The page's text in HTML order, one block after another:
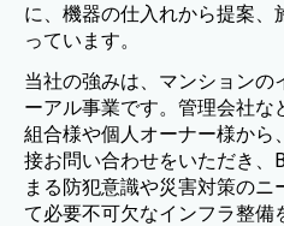
に、機器の仕入れから提案
っています。
当社の強みは、マンションの
ーアル事業です。管理会社
組合様や個人オーナー様から
接お問い合わせをいただき、
まる防犯意識や災害対策のニ
て必要不可欠なインフラ整備